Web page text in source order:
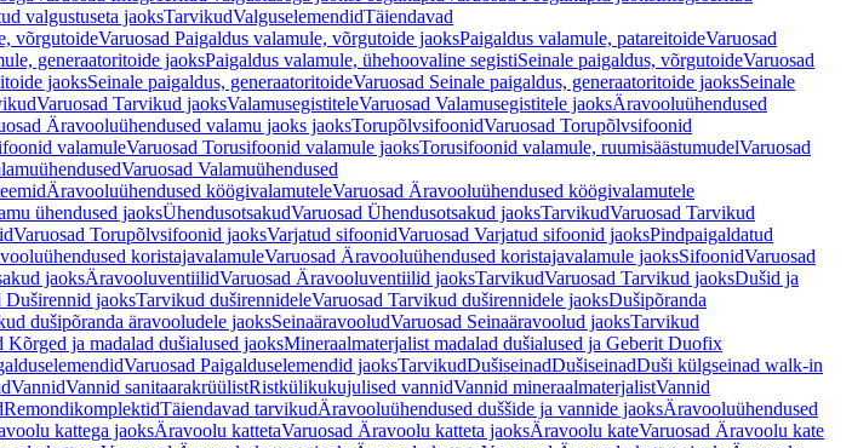
valgustuseta jaoksTarvikudValguselemendidTäiendavad
võrgutoideVaruosad Paigaldus valamule, võrgutoide jaoksPaigaldus valamule, patareitoideVaruosad
generaatoritoide jaoksPaigaldus valamule, ühehoovaline segistiSeinale paigaldus, võrgutoideVaruosad
jaoksSeinale paigaldus, generaatoritoideVaruosad Seinale paigaldus, generaatoritoide jaoksSeinale
Varuosad Tarvikud jaoksValamusegistiteleVaruosad Valamusegistitele jaoksÄravooluühendused
Äravooluühendused valamu jaoks jaoksTorupõlvsifoonidVaruosad Torupõlvsifoonid
valamuleVaruosad Torusifoonid valamule jaoksTorusifoonid valamule, ruumisäästumudelVaruosad
Varuosad Valamuühendused
Äravooluühendused köögivalamuteleVaruosad Äravooluühendused köögivalamutele
ühendused jaoksÜhendusotsakudVaruosad Ühendusotsakud jaoksTarvikudVaruosad Tarvikud
Varuosad Torupõlvsifoonid jaoksVarjatud sifoonidVaruosad Varjatud sifoonid jaoksPindpaigaldatud
koristajavalamuleVaruosad Äravooluühendused koristajavalamule jaoksSifoonidVaruosad
jaoksÄravooluventiilidVaruosad Äravooluventiilid jaoksTarvikudVaruosad Tarvikud jaoksDušid ja
Duširennid jaoksTarvikud duširennideleVaruosad Tarvikud duširennidele jaoksDušipõranda
dušipõranda äravooludele jaoksSeinaäravooludVaruosad Seinaäravoolud jaoksTarvikud
Kõrged ja madalad dušialused jaoksMineraalmaterjalist madalad dušialused ja Geberit Duofix
Varuosad Paigalduselemendid jaoksTarvikudDušiseinadDušiseinadDuši külgseinad walk-in
VannidVannid sanitaarakrüülistRistkülikukujulised vannidVannid mineraalmaterjalistVannid
RemondikomplektidTäiendavad tarvikudÄravooluühendused duššide ja vannide jaoksÄravooluühendused
kattega jaoksÄravoolu kattetaVaruosad Äravoolu katteta jaoksÄravoolu kateVaruosad Äravoolu kate